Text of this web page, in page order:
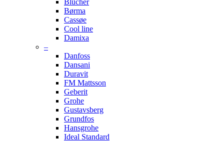
Blücher
Børma
Cassøe
Cool line
Damixa
–
Danfoss
Dansani
Duravit
FM Mattsson
Geberit
Grohe
Gustavsberg
Grundfos
Hansgrohe
Ideal Standard